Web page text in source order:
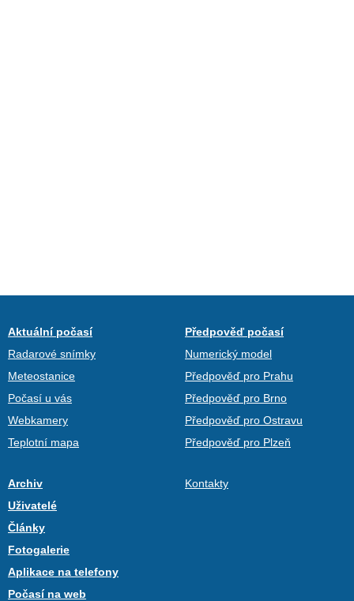
Aktuální počasí
Radarové snímky
Meteostanice
Počasí u vás
Webkamery
Teplotní mapa
Předpověď počasí
Numerický model
Předpověď pro Prahu
Předpověď pro Brno
Předpověď pro Ostravu
Předpověď pro Plzeň
Archiv
Uživatelé
Články
Fotogalerie
Aplikace na telefony
Počasí na web
Kontakty